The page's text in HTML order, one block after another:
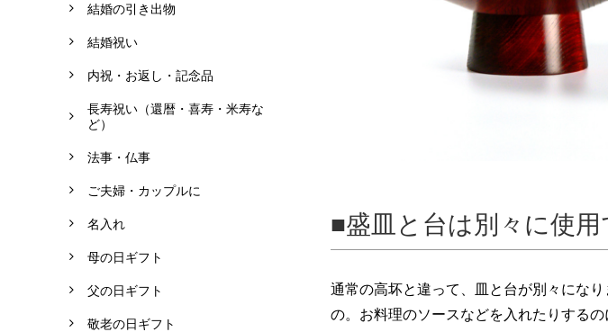
結婚の引き出物
結婚祝い
内祝・お返し・記念品
長寿祝い（還暦・喜寿・米寿な
ど）
法事・仏事
ご夫婦・カップルに
名入れ
母の日ギフト
父の日ギフト
敬老の日ギフト
盛皿と台は別々に使
通常の高坏と違って、皿と台が別々にな
の。お料理のソースなどを入れたりする